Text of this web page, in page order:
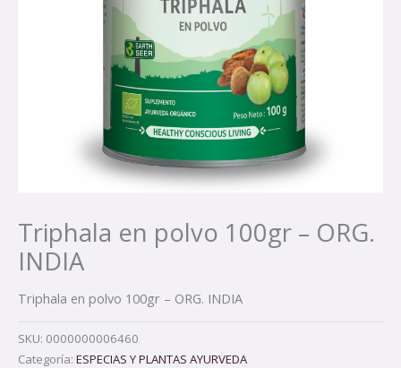
Triphala en polvo 100gr – ORG.
INDIA
Triphala en polvo 100gr – ORG. INDIA
SKU: 0000000006460
Categoría: ESPECIAS Y PLANTAS AYURVEDA